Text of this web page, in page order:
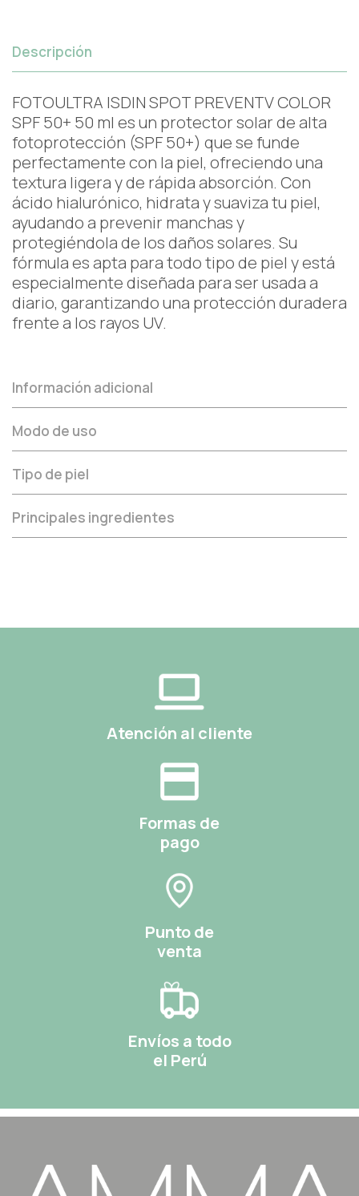
Descripción
FOTOULTRA ISDIN SPOT PREVENTV COLOR
SPF 50+ 50 ml es un protector solar de alta
fotoprotección (SPF 50+) que se funde
perfectamente con la piel, ofreciendo una
textura ligera y de rápida absorción. Con
ácido hialurónico, hidrata y suaviza tu piel,
ayudando a prevenir manchas y
protegiéndola de los daños solares. Su
fórmula es apta para todo tipo de piel y está
especialmente diseñada para ser usada a
diario, garantizando una protección duradera
frente a los rayos UV.
Información adicional
Modo de uso
Tipo de piel
Principales ingredientes
Atención al cliente
Formas de
pago
Punto de
venta
Envíos a todo
el Perú